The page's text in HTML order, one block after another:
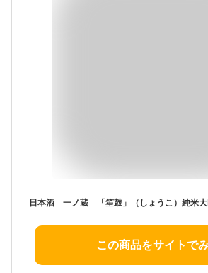
日本酒 一ノ蔵 「笙鼓」（しょうこ）純米
この商品をサイトで